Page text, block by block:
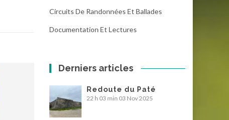
Circuits De Randonnées Et Ballades
Documentation Et Lectures
Derniers articles
Redoute du Paté
22 h 03 min 03 Nov 2025